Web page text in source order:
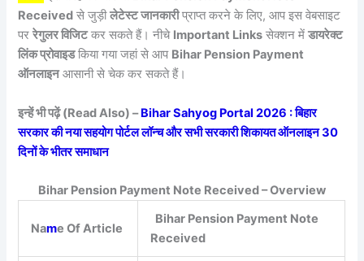
Received से जुड़ीलेटेस्ट जानकारीप्राप्त करने के लिए, आप इस वेबसाइट
पररेगुलर विजिटकर सकते हैं। नीचे Important Links सेक्शन मेंडायरेक्ट
लिंक प्रोवाइडकिया गया जहां से आप Bihar Pension Payment
ऑनलाइनआसानी से चेक कर सकते हैं।
इन्हें भी पढ़ें (Read Also) –Bihar Sahyog Portal 2026 : बिहार
सरकार की नया सहयोग पोर्टल लॉन्च और सभी सरकारी शिकायत ऑनलाइन 30
दिनों के भीतर समाधान
Bihar Pension Payment Note Received – Overview
Name Of Article
Bihar Pension Payment Note
Received